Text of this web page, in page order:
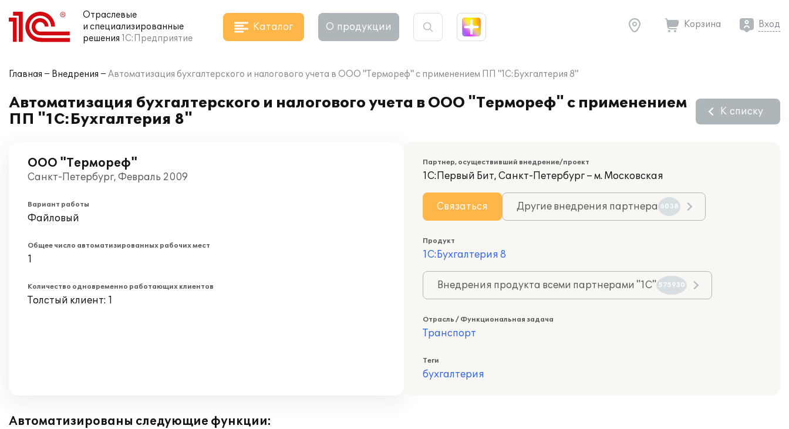
Отраслевые
и специализированные
решения 1С:Предприятие
Каталог О продукции Корзина Вход
Главная Внедрения Автоматизация бухгалтерского и налогового учета в ООО "Термореф" с применением ПП "1С:Бухгалтерия 8"
Автоматизация бухгалтерского и налогового учета в ООО "Термореф" с применением
ПП "1С:Бухгалтерия 8"
К списку
ООО "Термореф"
Санкт-Петербург, Февраль 2009
Вариант работы
Файловый
Общее число автоматизированных рабочих мест
1
Количество одновременно работающих клиентов
Толстый клиент: 1
Партнер, осуществивший внедрение/проект
1С:Первый Бит, Санкт-Петербург – м. Московская
Связаться Другие внедрения партнера 6038
Продукт
1С:Бухгалтерия 8
Внедрения продукта всеми партнерами "1С" 575930
Отрасль / Функциональная задача
Транспорт
Теги
бухгалтерия
Автоматизированы следующие функции: